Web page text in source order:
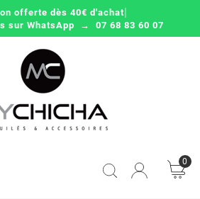
offerte dès 40€ d'achat|
sur WhatsApp → 07 68 83 60 07
0